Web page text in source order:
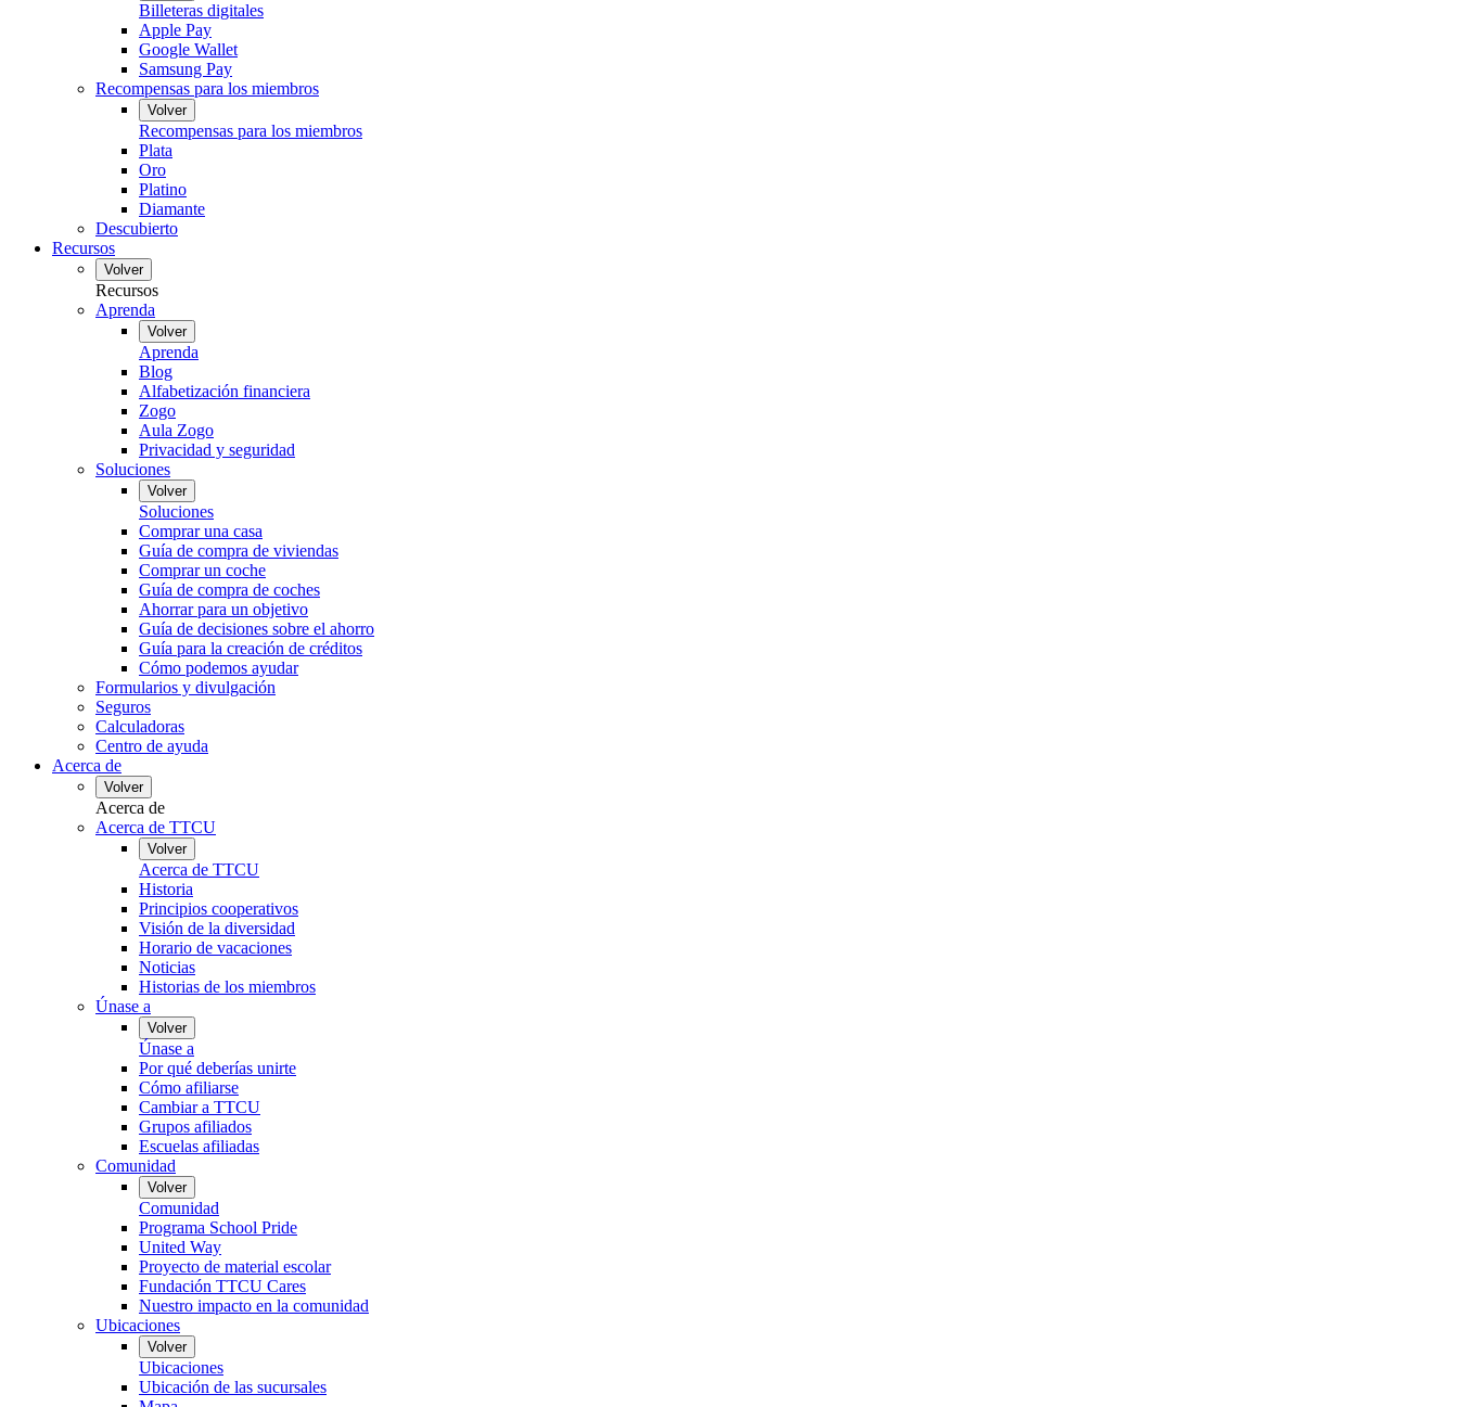
Billeteras digitales
Apple Pay
Google Wallet
Samsung Pay
Recompensas para los miembros
Volver
Recompensas para los miembros
Plata
Oro
Platino
Diamante
Descubierto
Recursos
Volver
Recursos
Aprenda
Volver
Aprenda
Blog
Alfabetización financiera
Zogo
Aula Zogo
Privacidad y seguridad
Soluciones
Volver
Soluciones
Comprar una casa
Guía de compra de viviendas
Comprar un coche
Guía de compra de coches
Ahorrar para un objetivo
Guía de decisiones sobre el ahorro
Guía para la creación de créditos
Cómo podemos ayudar
Formularios y divulgación
Seguros
Calculadoras
Centro de ayuda
Acerca de
Volver
Acerca de
Acerca de TTCU
Volver
Acerca de TTCU
Historia
Principios cooperativos
Visión de la diversidad
Horario de vacaciones
Noticias
Historias de los miembros
Únase a
Volver
Únase a
Por qué deberías unirte
Cómo afiliarse
Cambiar a TTCU
Grupos afiliados
Escuelas afiliadas
Comunidad
Volver
Comunidad
Programa School Pride
United Way
Proyecto de material escolar
Fundación TTCU Cares
Nuestro impacto en la comunidad
Ubicaciones
Volver
Ubicaciones
Ubicación de las sucursales